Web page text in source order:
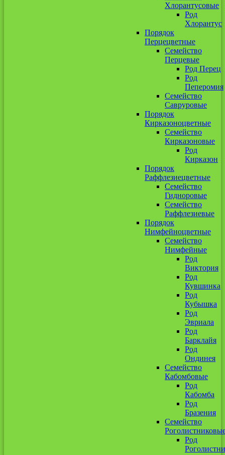
Хлорантусовые
Род
Хлорантус
Порядок
Перцецветные
Семейство
Перцевые
Род Перец
Род
Пеперомия
Семейство
Савруровые
Порядок
Кирказоноцветные
Семейство
Кирказоновые
Род
Кирказон
Порядок
Раффлезиецветные
Семейство
Гидноровые
Семейство
Раффлезиевые
Порядок
Нимфейноцветные
Семейство
Нимфейные
Род
Виктория
Род
Кувшинка
Род
Кубышка
Род
Эвриала
Род
Барклайя
Род
Ондинея
Семейство
Кабомбовые
Род
Кабомба
Род
Бразения
Семейство
Род